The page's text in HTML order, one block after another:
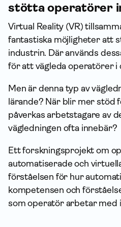
stötta operatörer
Virtual Reality (VR)
fantastiska möjligheter att
industrin. Där används
för att vägleda operatörer i
Men är denna typ av
lärande? När blir mer stöd
påverkas arbetstagare av
vägledningen ofta innebär?
Ett forsknings­projekt om
automatiserade och
förståelsen för hur
kompetensen och
som operatör arbetar med